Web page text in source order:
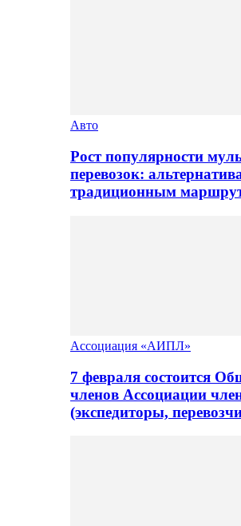
Авто
Рост популярности
перевозок:
традиционным
Ассоциация «АИПЛ»
7 февраля состоится
членов Ассоциации
(экспедиторы,